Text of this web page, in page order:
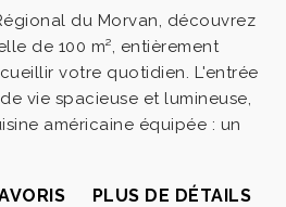
du Morvan, découvrez
de 100 m², entièrement
votre quotidien. L'entrée
vie spacieuse et lumineuse,
américaine équipée : un
PLUS DE DÉTAILS